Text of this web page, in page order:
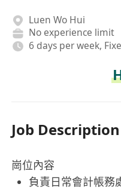
Luen Wo Hui
No experience limit
6 days per week,
Job Description
崗位內容
負責日常會計帳務